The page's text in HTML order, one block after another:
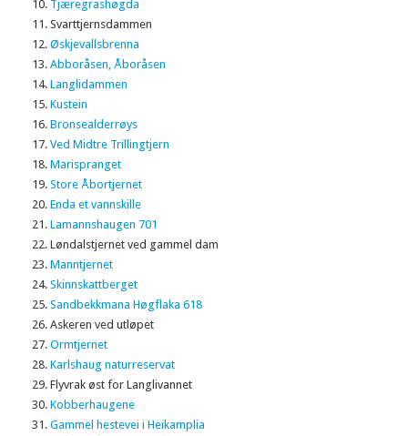
Tjæregrashøgda
Svarttjernsdammen
Øskjevallsbrenna
Abboråsen, Åboråsen
Langlidammen
Kustein
Bronsealderrøys
Ved Midtre Trillingtjern
Marispranget
Store Åbortjernet
Enda et vannskille
Lamannshaugen 701
Løndalstjernet ved gammel dam
Manntjernet
Skinnskattberget
Sandbekkmana Høgflaka 618
Askeren ved utløpet
Ormtjernet
Karlshaug naturreservat
Flyvrak øst for Langlivannet
Kobberhaugene
Gammel hestevei i Heikamplia